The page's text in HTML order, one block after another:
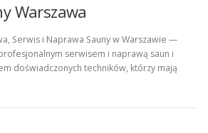
Warszawa
Serwis i Naprawa Sauny w Warszawie —
serwisem i naprawą saun i
doświadczonych techników, którzy mają